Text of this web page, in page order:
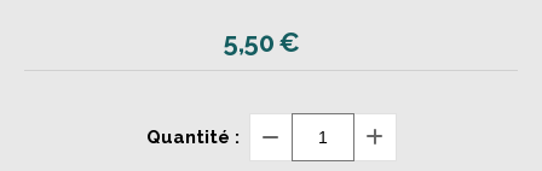
5,50€
Quantité :